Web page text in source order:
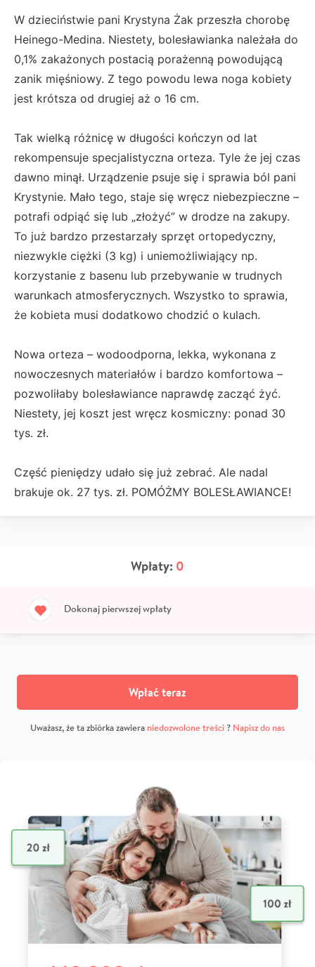
W dzieciństwie pani Krystyna Żak przeszła chorobę
Heinego-Medina. Niestety, bolesławianka należała do
0,1% zakażonych postacią porażenną powodującą
zanik mięśniowy. Z tego powodu lewa noga kobiety
jest krótsza od drugiej aż o 16 cm.
Tak wielką różnicę w długości kończyn od lat
rekompensuje specjalistyczna orteza. Tyle że jej czas
dawno minął. Urządzenie psuje się i sprawia ból pani
Krystynie. Mało tego, staje się wręcz niebezpieczne –
potrafi odpiąć się lub „złożyć” w drodze na zakupy.
To już bardzo przestarzały sprzęt ortopedyczny,
niezwykle ciężki (3 kg) i uniemożliwiający np.
korzystanie z basenu lub przebywanie w trudnych
warunkach atmosferycznych. Wszystko to sprawia,
że kobieta musi dodatkowo chodzić o kulach.
Nowa orteza – wodoodporna, lekka, wykonana z
nowoczesnych materiałów i bardzo komfortowa –
pozwoliłaby bolesławiance naprawdę zacząć żyć.
Niestety, jej koszt jest wręcz kosmiczny: ponad 30
tys. zł.
Część pieniędzy udało się już zebrać. Ale nadal
brakuje ok. 27 tys. zł. POMÓŻMY BOLESŁAWIANCE!
Wpłaty: 0
Dokonaj pierwszej wpłaty
Wpłać teraz
Uważasz, że ta zbiórka zawiera niedozwolone treści? Napisz do nas